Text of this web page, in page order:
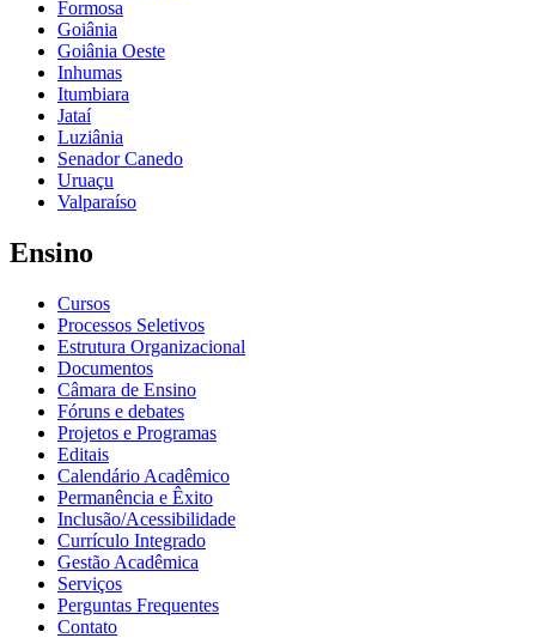
Formosa
Goiânia
Goiânia Oeste
Inhumas
Itumbiara
Jataí
Luziânia
Senador Canedo
Uruaçu
Valparaíso
Ensino
Cursos
Processos Seletivos
Estrutura Organizacional
Documentos
Câmara de Ensino
Fóruns e debates
Projetos e Programas
Editais
Calendário Acadêmico
Permanência e Êxito
Inclusão/Acessibilidade
Currículo Integrado
Gestão Acadêmica
Serviços
Perguntas Frequentes
Contato